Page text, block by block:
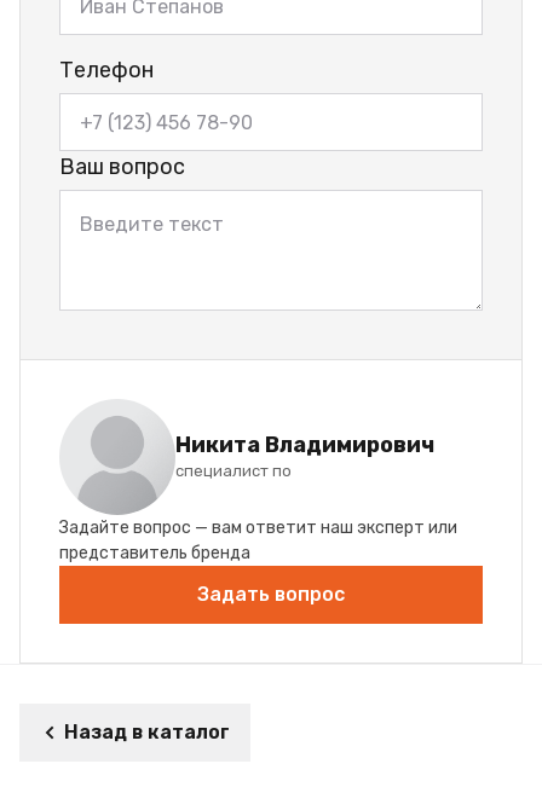
Телефон
Ваш вопрос
Никита Владимирович
специалист по
Задайте вопрос — вам ответит наш эксперт или
представитель бренда
Задать вопрос
Назад в каталог